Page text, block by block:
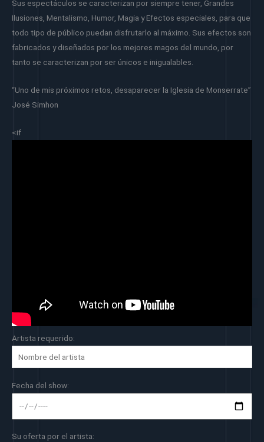
Sus espectáculos se caracterizan por siempre tener, Grandes
Ilusiones, Mentalismo, Humor, Magia y Efectos especiales, para que
todo tipo de público puedan disfrutarlo al máximo. Sus efectos son
fabricados y diseñados por los mejores magos del mundo, por
tanto se caracterizan por ser únicos e inigualables.
“Uno de mis próximos retos, desaparecer la Iglesia de Monserrate”
José Simhon
<if
Artista requerido:
Fecha del show:
Su oferta por el artista: